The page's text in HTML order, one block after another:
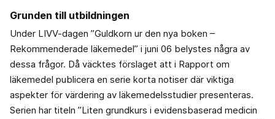
Grunden till utbildningen
Under LIVV-dagen ”Guldkorn ur den nya boken –
Rekommenderade läkemedel” i juni 06 belystes några av
dessa frågor. Då väcktes förslaget att i Rapport om
läkemedel publicera en serie korta notiser där viktiga
aspekter för värdering av läkemedelsstudier presenteras.
Serien har titeln ”Liten grundkurs i evidensbaserad medicin